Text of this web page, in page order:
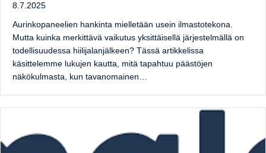
8.7.2025
Aurinkopaneelien hankinta mielletään usein ilmastotekona.
Mutta kuinka merkittävä vaikutus yksittäisellä järjestelmällä on
todellisuudessa hiilijalanjälkeen? Tässä artikkelissa
käsittelemme lukujen kautta, mitä tapahtuu päästöjen
näkökulmasta, kun tavanomainen…